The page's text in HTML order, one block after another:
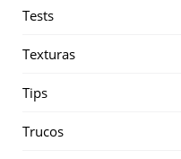
Tests
Texturas
Tips
Trucos